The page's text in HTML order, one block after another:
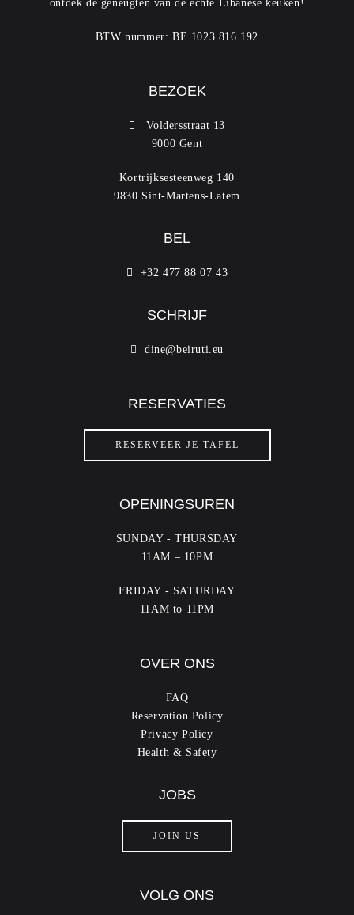
ontdek de geneugten van de echte Libanese keuken!
BTW nummer: BE 1023.816.192
BEZOEK
Voldersstraat 13
9000 Gent
Kortrijksesteenweg 140
9830 Sint-Martens-Latem
BEL
+32 477 88 07 43
SCHRIJF
dine@beiruti.eu
RESERVATIES
RESERVEER JE TAFEL
OPENINGSUREN
SUNDAY - THURSDAY
11AM – 10PM
FRIDAY - SATURDAY
11AM to 11PM
OVER ONS
FAQ
Reservation Policy
Privacy Policy
Health & Safety
JOBS
JOIN US
VOLG ONS